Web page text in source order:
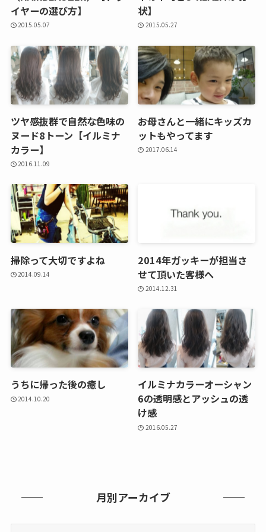
イヤーの選び方】
2015.05.07
状】
2015.05.27
ツヤ感抜群で自然な色味の
ヌード8トーン【イルミナ
カラー】
2016.11.09
お母さんと一緒にキッズカ
ットもやってます
2017.06.14
掃除って大切ですよね
2014.09.14
2014年ガッキーが担当さ
せて頂いた客様へ
2014.12.31
うちに帰った後の癒し
2014.10.20
イルミナカラーオーシャン
6の透明感とアッシュの透
け感
2016.05.27
月別アーカイブ